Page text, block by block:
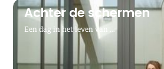
Achter de schermen
Een dag in het leven van ...